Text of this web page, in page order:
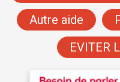
Autre aide
EVITER